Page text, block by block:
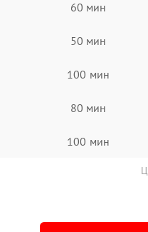
60 мин
50 мин
100 мин
80 мин
100 мин